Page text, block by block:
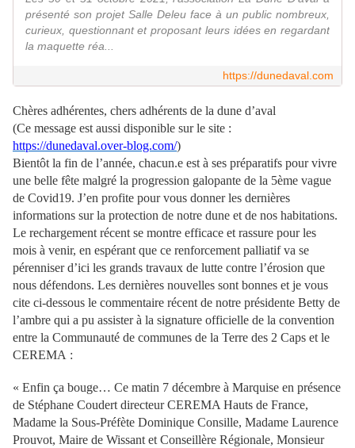
présenté son projet Salle Deleu face à un public nombreux,
curieux, questionnant et proposant leurs idées en regardant
la maquette réa...
https://dunedaval.com
Chères adhérentes, chers adhérents de la dune d’aval
(Ce message est aussi disponible sur le site :
https://dunedaval.over-blog.com/)
Bientôt la fin de l’année, chacun.e est à ses préparatifs pour vivre
une belle fête malgré la progression galopante de la 5ème vague
de Covid19. J’en profite pour vous donner les dernières
informations sur la protection de notre dune et de nos habitations.
Le rechargement récent se montre efficace et rassure pour les
mois à venir, en espérant que ce renforcement palliatif va se
pérenniser d’ici les grands travaux de lutte contre l’érosion que
nous défendons. Les dernières nouvelles sont bonnes et je vous
cite ci-dessous le commentaire récent de notre présidente Betty de
l’ambre qui a pu assister à la signature officielle de la convention
entre la Communauté de communes de la Terre des 2 Caps et le
CEREMA :
« Enfin ça bouge… Ce matin 7 décembre à Marquise en présence
de Stéphane Coudert directeur CEREMA Hauts de France,
Madame la Sous-Préfète Dominique Consille, Madame Laurence
Prouvot, Maire de Wissant et Conseillère Régionale, Monsieur